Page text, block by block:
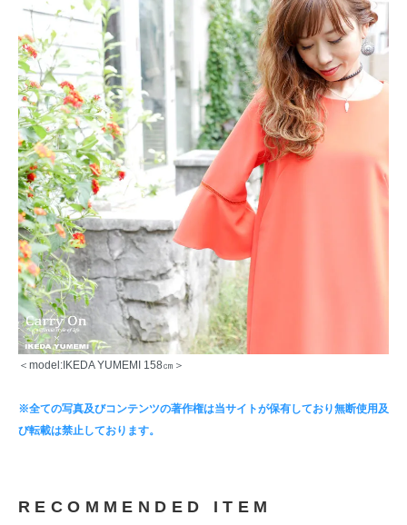
＜model:IKEDA YUMEMI 158㎝＞
※全ての写真及びコンテンツの著作権は当サイトが保有しており無断使用及
び転載は禁止しております。
RECOMMENDED ITEM